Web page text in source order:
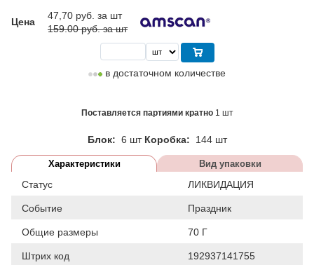
Цена
47,70 руб. за шт
159.00 руб. за шт
в достаточном количестве
Поставляется партиями кратно 1 шт
Блок: 6 шт Коробка: 144 шт
Характеристики Вид упаковки
Статус ЛИКВИДАЦИЯ
Событие Праздник
Общие размеры 70 Г
Штрих код 192937141755